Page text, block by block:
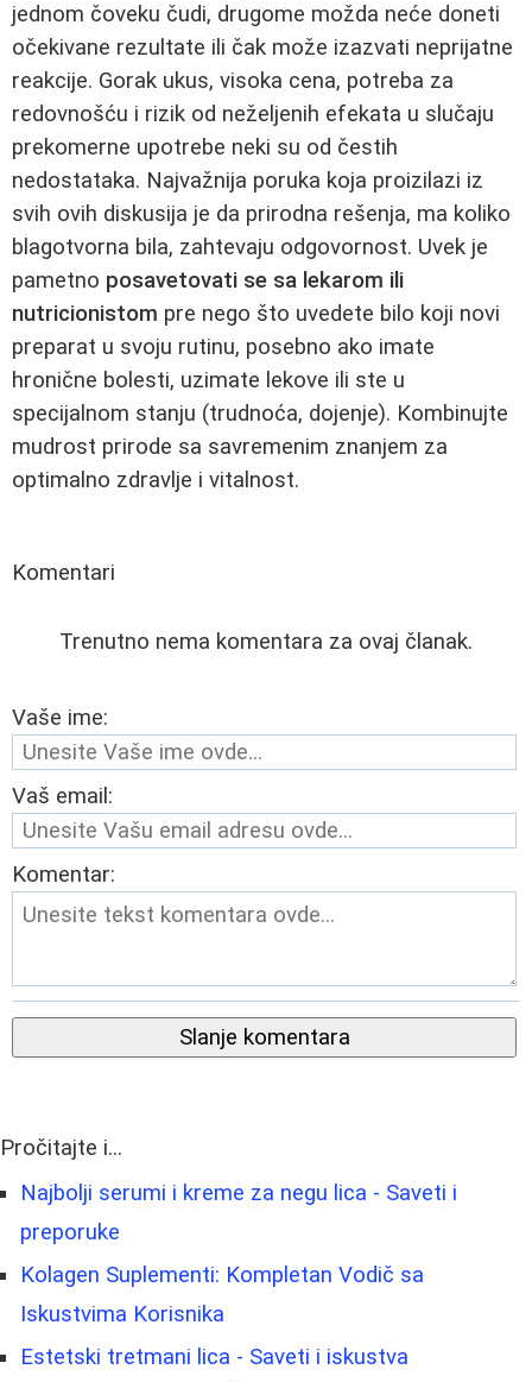
jednom čoveku čudi, drugome možda neće doneti
očekivane rezultate ili čak može izazvati neprijatne
reakcije. Gorak ukus, visoka cena, potreba za
redovnošću i rizik od neželjenih efekata u slučaju
prekomerne upotrebe neki su od čestih
nedostataka. Najvažnija poruka koja proizilazi iz
svih ovih diskusija je da prirodna rešenja, ma koliko
blagotvorna bila, zahtevaju odgovornost. Uvek je
pametno posavetovati se sa lekarom ili
nutricionistom pre nego što uvedete bilo koji novi
preparat u svoju rutinu, posebno ako imate
hronične bolesti, uzimate lekove ili ste u
specijalnom stanju (trudnoća, dojenje). Kombinujte
mudrost prirode sa savremenim znanjem za
optimalno zdravlje i vitalnost.
Komentari
Trenutno nema komentara za ovaj članak.
Vaše ime:
Vaš email:
Komentar:
Slanje komentara
Pročitajte i...
Najbolji serumi i kreme za negu lica - Saveti i
preporuke
Kolagen Suplementi: Kompletan Vodič sa
Iskustvima Korisnika
Estetski tretmani lica - Saveti i iskustva